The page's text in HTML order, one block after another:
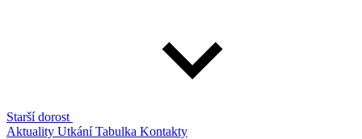
Starší dorost
Aktuality UtkáníTabulka Kontakty